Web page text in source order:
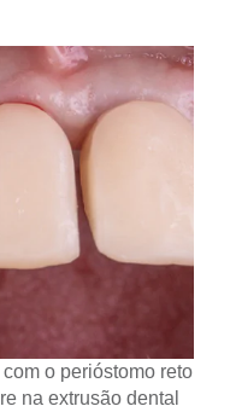
o perióstomo reto
na extrusão dental